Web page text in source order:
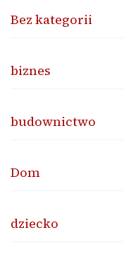
Bez kategorii
biznes
budownictwo
Dom
dziecko